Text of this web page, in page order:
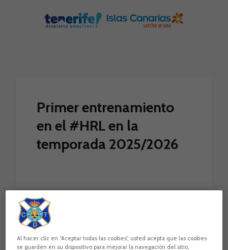
Primer entrenamiento
en el #HRL en la
temporada 2025/2026
Al hacer clic en “Aceptar todas las cookies”, usted acepta que las cookies
se guarden en su dispositivo para mejorar la navegación del sitio,